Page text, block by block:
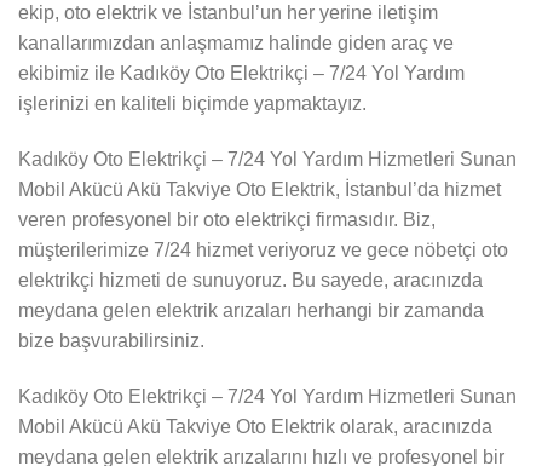
ekip, oto elektrik ve İstanbul’un her yerine iletişim
kanallarımızdan anlaşmamız halinde giden araç ve
ekibimiz ile Kadıköy Oto Elektrikçi – 7/24 Yol Yardım
işlerinizi en kaliteli biçimde yapmaktayız.
Kadıköy Oto Elektrikçi – 7/24 Yol Yardım Hizmetleri Sunan
Mobil Akücü Akü Takviye Oto Elektrik, İstanbul’da hizmet
veren profesyonel bir oto elektrikçi firmasıdır. Biz,
müşterilerimize 7/24 hizmet veriyoruz ve gece nöbetçi oto
elektrikçi hizmeti de sunuyoruz. Bu sayede, aracınızda
meydana gelen elektrik arızaları herhangi bir zamanda
bize başvurabilirsiniz.
Kadıköy Oto Elektrikçi – 7/24 Yol Yardım Hizmetleri Sunan
Mobil Akücü Akü Takviye Oto Elektrik olarak, aracınızda
meydana gelen elektrik arızalarını hızlı ve profesyonel bir